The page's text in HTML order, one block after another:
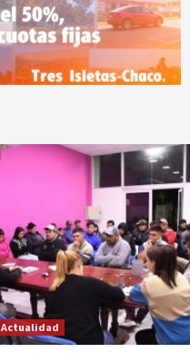
Actualidad